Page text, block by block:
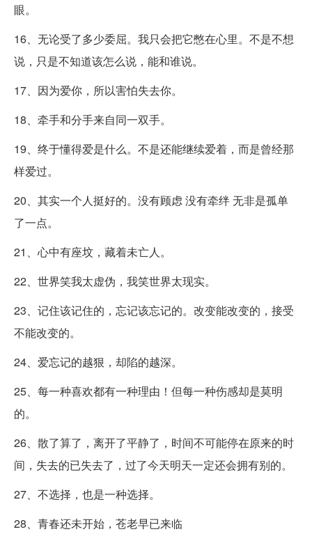
眼。
16、无论受了多少委屈。我只会把它憋在心里。不是不想
说，只是不知道该怎么说，能和谁说。
17、因为爱你，所以害怕失去你。
18、牵手和分手来自同一双手。
19、终于懂得爱是什么。不是还能继续爱着，而是曾经那
样爱过。
20、其实一个人挺好的。没有顾虑 没有牵绊 无非是孤单
了一点。
21、心中有座坟，藏着未亡人。
22、世界笑我太虚伪，我笑世界太现实。
23、记住该记住的，忘记该忘记的。改变能改变的，接受
不能改变的。
24、爱忘记的越狠，却陷的越深。
25、每一种喜欢都有一种理由！但每一种伤感却是莫明
的。
26、散了算了，离开了平静了，时间不可能停在原来的时
间，失去的已失去了，过了今天明天一定还会拥有别的。
27、不选择，也是一种选择。
28、青春还未开始，苍老早已来临